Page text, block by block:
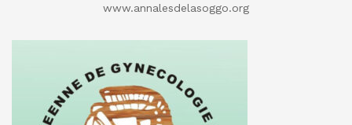
‬www.annalesdelasoggo.org